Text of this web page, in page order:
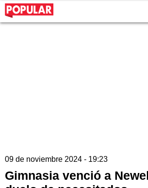
09 de noviembre 2024 - 19:23
Gimnasia venció a